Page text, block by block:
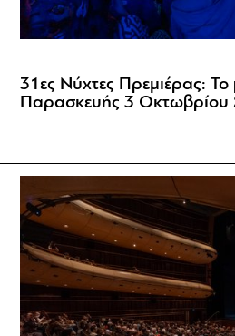
31ες Νύχτες Πρεμιέρας:
Παρασκευής 3 Οκτωβρίου